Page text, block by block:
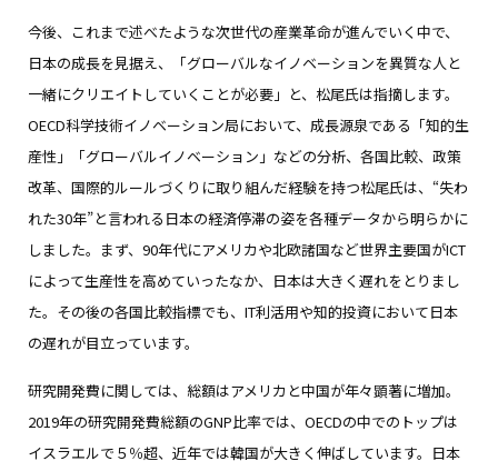
今後、これまで述べたような次世代の産業革命が進んでいく中で、
日本の成長を見据え、「グローバルなイノベーションを異質な人と
一緒にクリエイトしていくことが必要」と、松尾氏は指摘します。
OECD科学技術イノベーション局において、成長源泉である「知的生
産性」「グローバルイノベーション」などの分析、各国比較、政策
改革、国際的ルールづくりに取り組んだ経験を持つ松尾氏は、“失わ
れた30年”と言われる日本の経済停滞の姿を各種データから明らかに
しました。まず、90年代にアメリカや北欧諸国など世界主要国がICT
によって生産性を高めていったなか、日本は大きく遅れをとりまし
た。その後の各国比較指標でも、IT利活用や知的投資において日本
の遅れが目立っています。
研究開発費に関しては、総額はアメリカと中国が年々顕著に増加。
2019年の研究開発費総額のGNP比率では、OECDの中でのトップは
イスラエルで５％超、近年では韓国が大きく伸ばしています。日本